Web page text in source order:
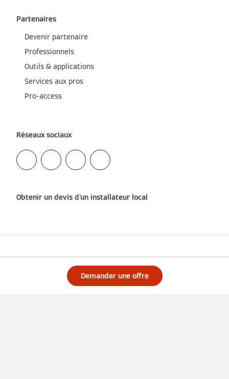
Demander une offre
Partenaires
Devenir partenaire
Professionnels
Outils & applications
Services aux pros
Pro-access
Réseaux sociaux
Obtenir un devis d'un installateur local
Mentions légales
Politique de confidentialité